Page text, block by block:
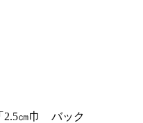
2.5㎝巾 バック